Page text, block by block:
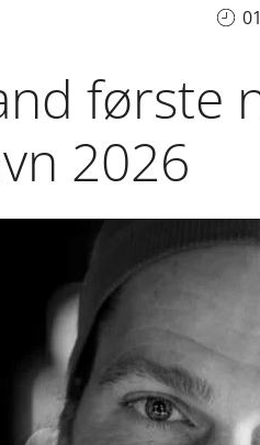
første
2026